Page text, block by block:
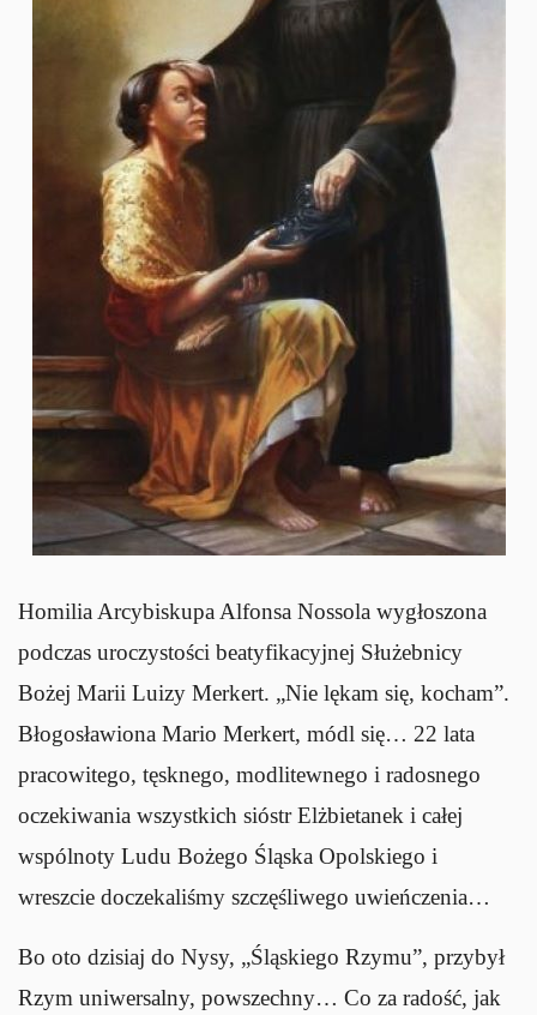
Homilia Arcybiskupa Alfonsa Nossola wygłoszona
podczas uroczystości beatyfikacyjnej Służebnicy
Bożej Marii Luizy Merkert. „Nie lękam się, kocham”.
Błogosławiona Mario Merkert, módl się… 22 lata
pracowitego, tęsknego, modlitewnego i radosnego
oczekiwania wszystkich sióstr Elżbietanek i całej
wspólnoty Ludu Bożego Śląska Opolskiego i
wreszcie doczekaliśmy szczęśliwego uwieńczenia…
Bo oto dzisiaj do Nysy, „Śląskiego Rzymu”, przybył
Rzym uniwersalny, powszechny… Co za radość, jak